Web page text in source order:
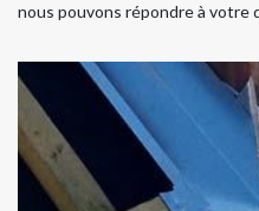
nous pouvons répondre à votre